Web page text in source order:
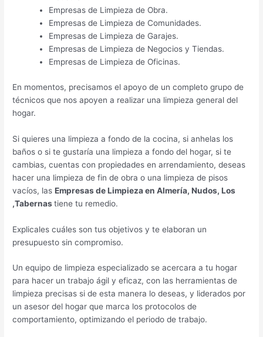
Empresas de Limpieza de Obra.
Empresas de Limpieza de Comunidades.
Empresas de Limpieza de Garajes.
Empresas de Limpieza de Negocios y Tiendas.
Empresas de Limpieza de Oficinas.
En momentos, precisamos el apoyo de un completo grupo de
técnicos que nos apoyen a realizar una limpieza general del
hogar.
Si quieres una limpieza a fondo de la cocina, si anhelas los
baños o si te gustaría una limpieza a fondo del hogar, si te
cambias, cuentas con propiedades en arrendamiento, deseas
hacer una limpieza de fin de obra o una limpieza de pisos
vacíos, lasEmpresas de Limpieza en Almería, Nudos, Los
,Tabernastiene tu remedio.
Explicales cuáles son tus objetivos y te elaboran un
presupuesto sin compromiso.
Un equipo de limpieza especializado se acercara a tu hogar
para hacer un trabajo ágil y eficaz, con las herramientas de
limpieza precisas si de esta manera lo deseas, y liderados por
un asesor del hogar que marca los protocolos de
comportamiento, optimizando el periodo de trabajo.